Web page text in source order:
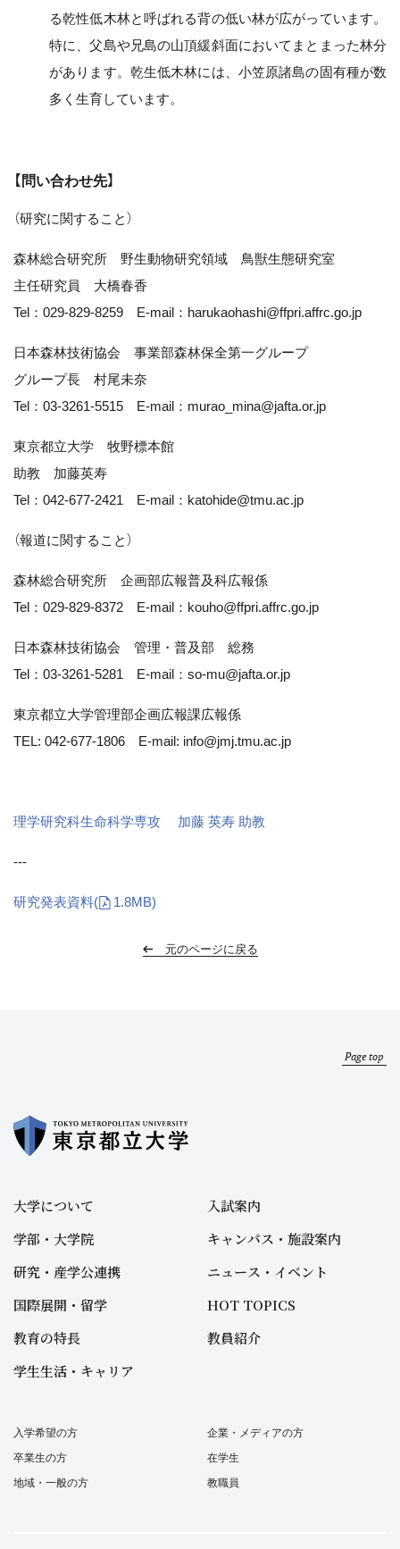
る乾性低木林と呼ばれる背の低い林が広がっています。
特に、父島や兄島の山頂緩斜面においてまとまった林分
があります。乾生低木林には、小笠原諸島の固有種が数
多く生育しています。
【問い合わせ先】
（研究に関すること）
森林総合研究所 野生動物研究領域 鳥獣生態研究室
主任研究員 大橋春香
Tel：029-829-8259 E-mail：harukaohashi@ffpri.affrc.go.jp
日本森林技術協会 事業部森林保全第一グループ
グループ長 村尾未奈
Tel：03-3261-5515 E-mail：murao_mina@jafta.or.jp
東京都立大学 牧野標本館
助教 加藤英寿
Tel：042-677-2421 E-mail：katohide@tmu.ac.jp
（報道に関すること）
森林総合研究所 企画部広報普及科広報係
Tel：029-829-8372 E-mail：kouho@ffpri.affrc.go.jp
日本森林技術協会 管理・普及部 総務
Tel：03-3261-5281 E-mail：so-mu@jafta.or.jp
東京都立大学管理部企画広報課広報係
TEL: 042-677-1806 E-mail: info@jmj.tmu.ac.jp
理学研究科生命科学専攻 加藤 英寿 助教
---
研究発表資料( 1.8MB)
元のページに戻る
Page top
大学について
学部・大学院
研究・産学公連携
国際展開・留学
教育の特長
学生生活・キャリア
入試案内
キャンパス・施設案内
ニュース・イベント
HOT TOPICS
教員紹介
入学希望の方
卒業生の方
地域・一般の方
企業・メディアの方
在学生
教職員